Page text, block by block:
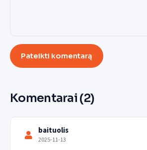
Pateikti komentarą
Komentarai (2)
baituolis
2025-11-13